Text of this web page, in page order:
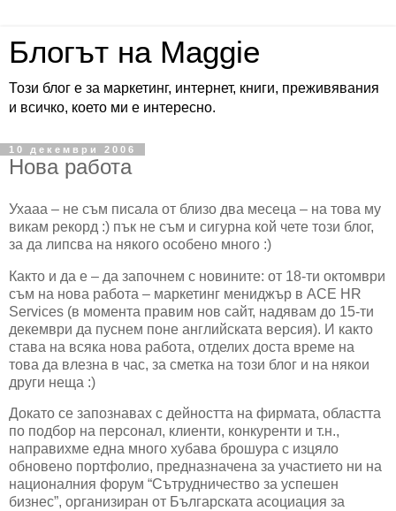
Блогът на Maggie
Този блог е за маркетинг, интернет, книги, преживявания
и всичко, което ми е интересно.
10 декември 2006
Нова работа
Ухааа – не съм писала от близо два месеца – на това му
викам рекорд :) пък не съм и сигурна кой чете този блог,
за да липсва на някого особено много :)
Както и да е – да започнем с новините: от 18-ти октомври
съм на нова работа – маркетинг мениджър в ACE HR
Services (в момента правим нов сайт, надявам до 15-ти
декември да пуснем поне английската версия). И както
става на всяка нова работа, отделих доста време на
това да влезна в час, за сметка на този блог и на някои
други неща :)
Докато се запознавах с дейността на фирмата, областта
по подбор на персонал, клиенти, конкуренти и т.н.,
направихме една много хубава брошура с изцяло
обновено портфолио, предназначена за участието ни на
националния форум “Сътрудничество за успешен
бизнес”, организиран от Българската асоциация за